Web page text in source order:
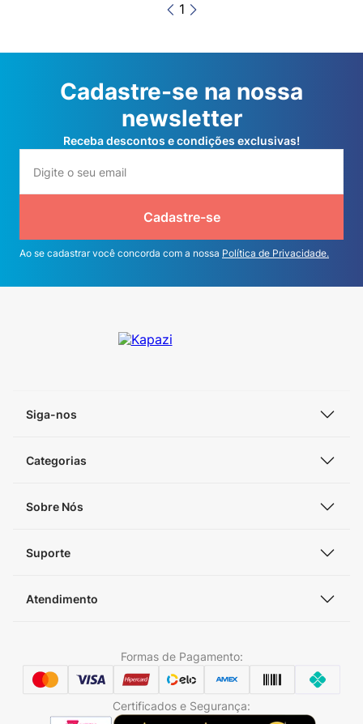
1
Cadastre-se na nossa
newsletter
Receba descontos e condições exclusivas!
Cadastre-se
Ao se cadastrar você concorda com a nossa Política de Privacidade.
Siga-nos
Categorias
Sobre Nós
Suporte
Atendimento
Formas de Pagamento:
Certificados e Segurança: